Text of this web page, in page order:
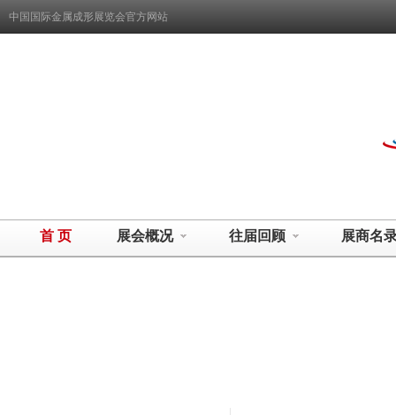
中国国际金属成形展览会官方网站
首 页 展会概况 往届回顾 展商名